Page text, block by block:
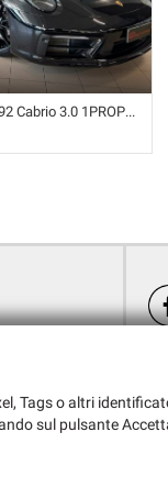
• Servosterzo •
3.0 1PROPRIETARIO! IVA ESPOSTA!
Immobilizzatore
laterali elettrici
Tags o altri
sul pulsante